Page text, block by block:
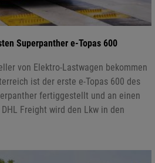
Superpanther e-Topas 600
von Elektro-Lastwagen bekommen
ist der erste e-Topas 600 des
fertiggestellt und an einen
Freight wird den Lkw in den